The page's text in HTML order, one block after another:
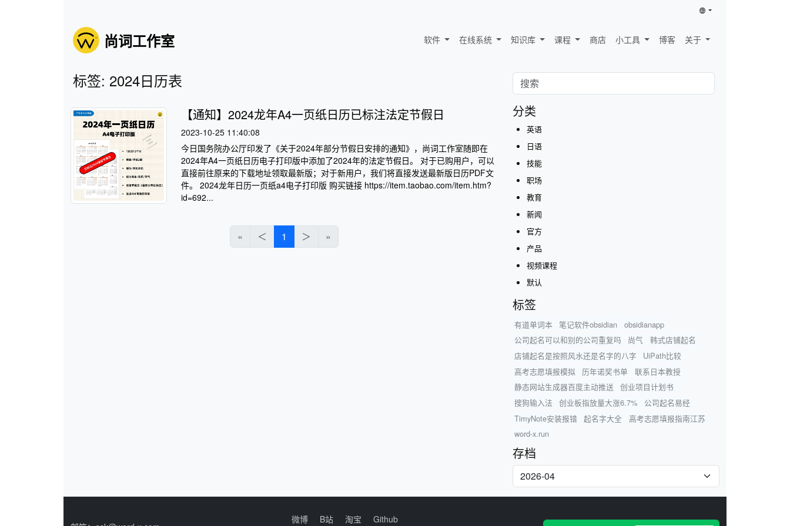
尚词工作室 软件 在线系统 知识库 课程 商店 小工具 博客 关于
标签: 2024日历表
【通知】2024龙年A4一页纸日历已标注法定节假日
2023-10-25 11:40:08
今日国务院办公厅印发了《关于2024年部分节假日安排的通知》，尚词工作室随即在
2024年A4一页纸日历电子打印版中添加了2024年的法定节假日。 对于已购用户，可以
直接前往原来的下载地址领取最新版；对于新用户，我们将直接发送最新版日历PDF文
件。 2024龙年日历一页纸a4电子打印版 购买链接 https://item.taobao.com/item.htm?
id=692...
« ＜ 1 ＞ »
分类
英语
日语
技能
职场
教育
新闻
官方
产品
视频课程
默认
标签
有道单词本 笔记软件obsidian
obsidianapp
公司起名可以和别的公司重复吗
尚气
韩式店铺起名
店铺起名是按照风水还是名字的八字
UiPath比较
高考志愿填报模拟
历年诺奖书单
联系日本教授
静态网站生成器百度主动推送
创业项目计划书
搜狗输入法
创业板指放量大涨6.7%
公司起名易经
TimyNote安装报错
起名字大全
高考志愿填报指南江苏
word-x.run
存档
微博 B站 淘宝 Github